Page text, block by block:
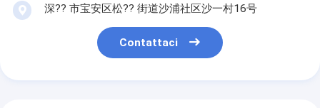
深?? 市宝安区松?? 街道沙浦社区沙一村16号
Contattaci